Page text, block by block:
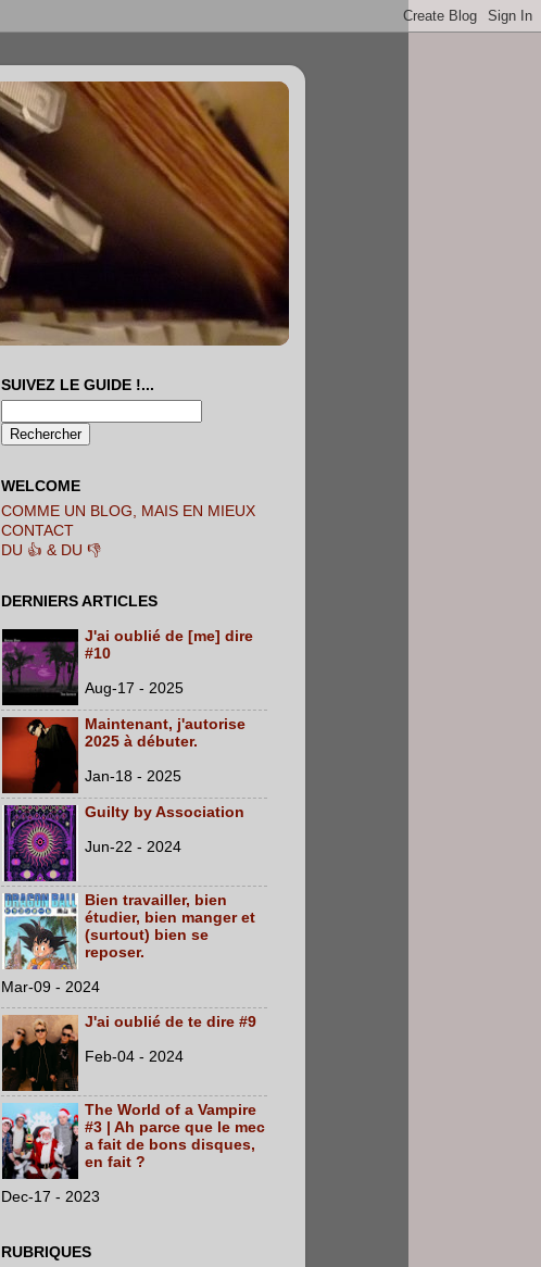
SUIVEZ LE GUIDE !...
WELCOME
COMME UN BLOG, MAIS EN MIEUX
CONTACT
DU 👍 & DU 👎
DERNIERS ARTICLES
J'ai oublié de [me] dire
#10
Aug-17 - 2025
Maintenant, j'autorise
2025 à débuter.
Jan-18 - 2025
Guilty by Association
Jun-22 - 2024
Bien travailler, bien
étudier, bien manger et
(surtout) bien se
reposer.
Mar-09 - 2024
J'ai oublié de te dire #9
Feb-04 - 2024
The World of a Vampire
#3 | Ah parce que le mec
a fait de bons disques,
en fait ?
Dec-17 - 2023
RUBRIQUES